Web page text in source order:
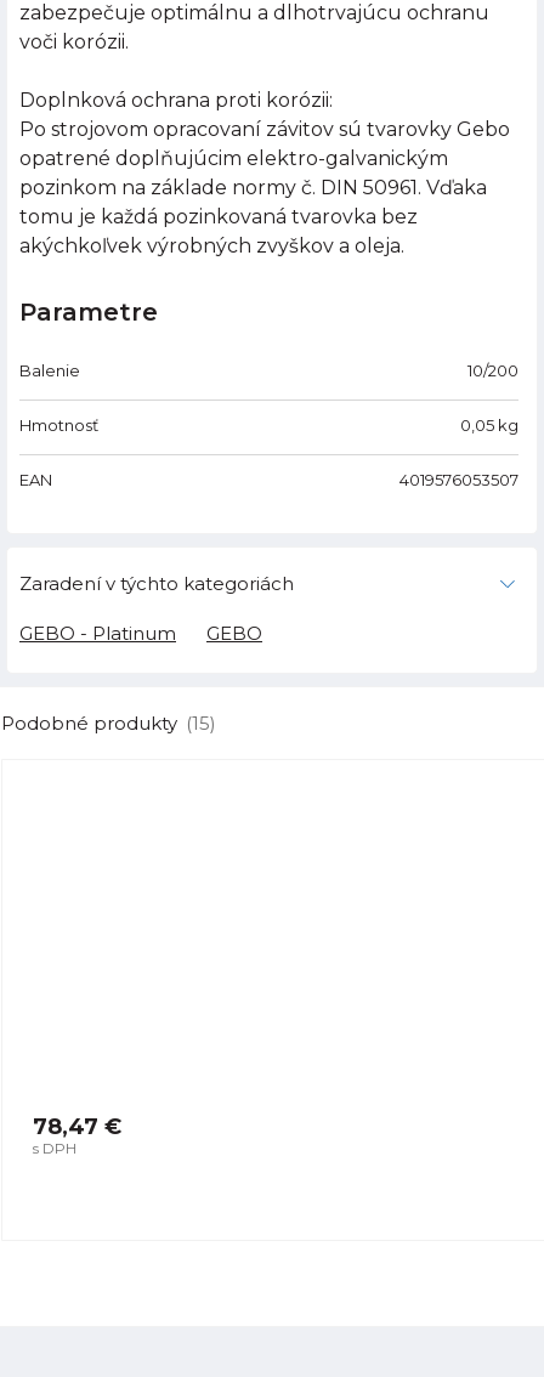
zabezpečuje optimálnu a dlhotrvajúcu ochranu
voči korózii.
Doplnková ochrana proti korózii:
Po strojovom opracovaní závitov sú tvarovky Gebo
opatrené doplňujúcim elektro-galvanickým
pozinkom na základe normy č. DIN 50961. Vďaka
tomu je každá pozinkovaná tvarovka bez
akýchkoľvek výrobných zvyškov a oleja.
Parametre
Balenie 10/200
Hmotnosť 0,05 kg
EAN 4019576053507
Zaradení v týchto kategoriách
GEBO - Platinum GEBO
Podobné produkty (15)
78,47 €
s DPH